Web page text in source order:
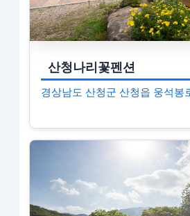
산청나리꽃펜션
경상남도 산청군 산청읍 웅석봉